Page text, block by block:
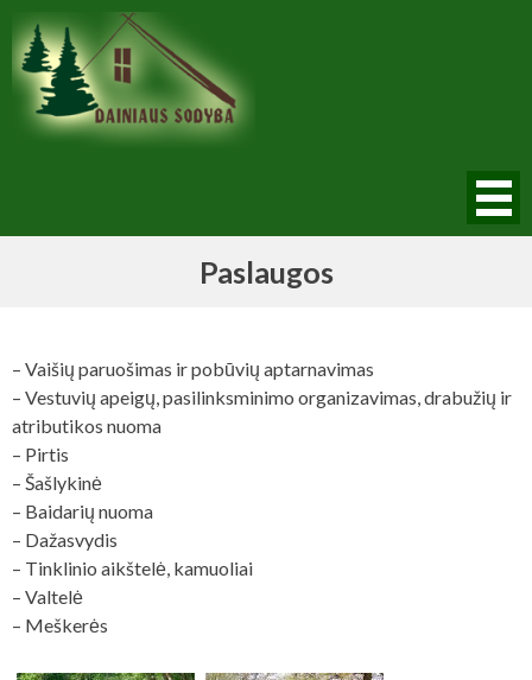
Skip
to
content
Paslaugos
– Vaišių paruošimas ir pobūvių aptarnavimas
– Vestuvių apeigų, pasilinksminimo organizavimas, drabužių ir
atributikos nuoma
– Pirtis
– Šašlykinė
– Baidarių nuoma
– Dažasvydis
– Tinklinio aikštelė, kamuoliai
– Valtelė
– Meškerės